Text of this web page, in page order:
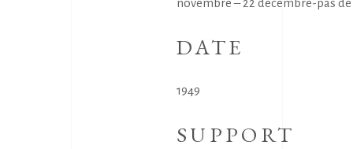
novembre – 22 décembre-pas
DATE
1949
SUPPORT